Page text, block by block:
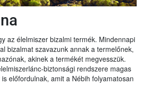
az élelmiszer bizalmi termék. Mindennapi
bizalmat szavazunk annak a termelőnek,
akinek a termékét megvesszük.
biztonsági rendszere magas
előfordulnak, amit a Nébih folyamatosan